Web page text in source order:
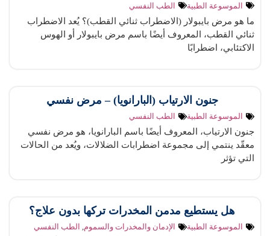
الموسوعة الطبية الطب النفسي
ما هو مرض بايبولار (الاضطراب ثنائي القطب)؟ يُعد الاضطراب
ثنائي القطب، المعروف أيضًا باسم مرض بايبولار أو الهوس
الاكتئابي، اضطرابًا
جنون الارتياب (البارانويا) – مرض نفسي
الموسوعة الطبية الطب النفسي
جنون الارتياب، المعروف أيضًا باسم البارانويا، هو مرض نفسي
معقّد ينتمي إلى مجموعة اضطرابات الضلالات، ويُعد من الحالات
التي تؤثر
هل يستطيع مدمن المخدرات تركها بدون علاج​؟
الموسوعة الطبية الإدمان والمخدرات والسموم, الطب النفسي